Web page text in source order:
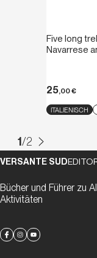
Five long
Navarrese
25,00€
ITALIENISCH
1/2
VERSANTE SUD
Bücher und Führer zu
Aktivitäten